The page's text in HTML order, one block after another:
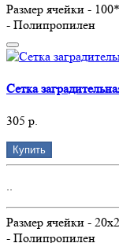
Размер ячейки -
- Полипропилен
Сетка
305 р.
Купить
..
Размер ячейки -
- Полипропилен